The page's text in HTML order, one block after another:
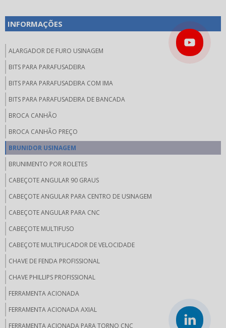
INFORMAÇÕES
ALARGADOR DE FURO USINAGEM
BITS PARA PARAFUSADEIRA
BITS PARA PARAFUSADEIRA COM IMA
BITS PARA PARAFUSADEIRA DE BANCADA
BROCA CANHÃO
BROCA CANHÃO PREÇO
BRUNIDOR USINAGEM
BRUNIMENTO POR ROLETES
CABEÇOTE ANGULAR 90 GRAUS
CABEÇOTE ANGULAR PARA CENTRO DE USINAGEM
CABEÇOTE ANGULAR PARA CNC
CABEÇOTE MULTIFUSO
CABEÇOTE MULTIPLICADOR DE VELOCIDADE
CHAVE DE FENDA PROFISSIONAL
CHAVE PHILLIPS PROFISSIONAL
FERRAMENTA ACIONADA
FERRAMENTA ACIONADA AXIAL
FERRAMENTA ACIONADA PARA TORNO CNC